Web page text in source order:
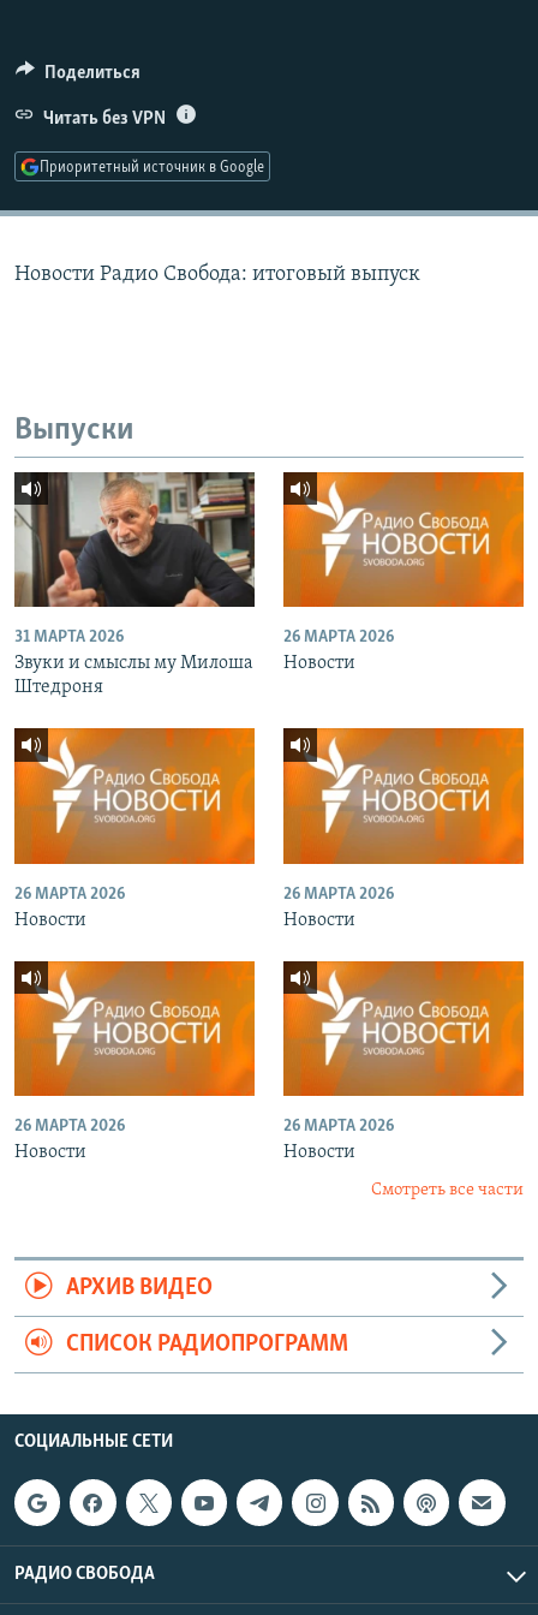
ПОДПИШИТЕСЬ НА РАССЫЛКУ
СОЦИАЛЬНЫЕ СЕТИ
Поделиться
Читать без VPN
Приоритетный источник в Google
Новости Радио Свобода: итоговый выпуск
Выпуски
31 МАРТА 2026
Звуки и смыслы му Милоша
Штедроня
26 МАРТА 2026
Новости
26 МАРТА 2026
Новости
26 МАРТА 2026
Новости
26 МАРТА 2026
Новости
26 МАРТА 2026
Новости
Смотреть все части
АРХИВ ВИДЕО
СПИСОК РАДИОПРОГРАММ
СОЦИАЛЬНЫЕ СЕТИ
РАДИО СВОБОДА